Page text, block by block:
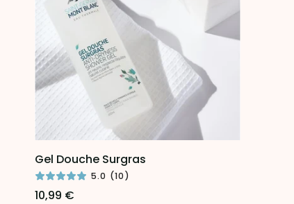
AJOUTER AU PANIER
Gel
Douche
Surgras
Gel Douche Surgras
5.0 (10)
10,99 €